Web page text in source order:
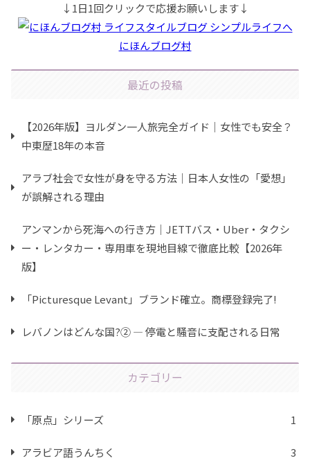
↓1日1回クリックで応援お願いします↓
にほんブログ村
最近の投稿
【2026年版】ヨルダン一人旅完全ガイド｜女性でも安全？
中東歴18年の本音
アラブ社会で女性が身を守る方法｜日本人女性の「愛想」
が誤解される理由
アンマンから死海への行き方｜JETTバス・Uber・タクシ
ー・レンタカー・専用車を現地目線で徹底比較【2026年
版】
「Picturesque Levant」ブランド確立。商標登録完了!
レバノンはどんな国?② ― 停電と騒音に支配される日常
カテゴリー
「原点」シリーズ 1
アラビア語うんちく 3